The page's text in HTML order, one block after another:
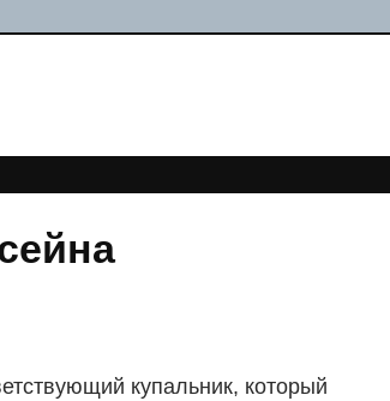
купальник, который